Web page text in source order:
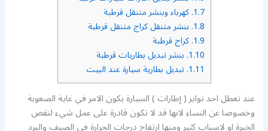
1.7. كهرباء وبنشر متنقل قرطبة
1.8. بنشر متنقل كراج متنقل قرطبة
1.9. كراج قرطبة
1.10. بنشر تبديل بطاريات قرطبة
1.11. تبديل بطارية سيارة عند البيت
عند تعطل احد تواير ( إطارات ) السيارة يكون الامر في غاية الصعوبة
وخصوصا عن النساء لانها قد لا تكون قادرة على عمل شيء لنقص
الخبرة او لاسباب كثير ومنها ارتفاح درجات الحرارة في الصيف والبرد